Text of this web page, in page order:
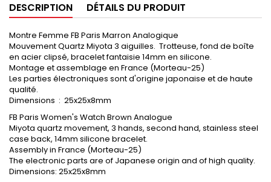
DESCRIPTION DÉTAILS DU PRODUIT
Montre Femme FB Paris Marron Analogique
Mouvement Quartz Miyota 3 aiguilles. Trotteuse, fond de boîte
en acier clipsé, bracelet fantaisie 14mm en silicone.
Montage et assemblage en France (Morteau-25)
Les parties électroniques sont d'origine japonaise et de haute
qualité.
Dimensions : 25x25x8mm
FB Paris Women's Watch Brown Analogue
Miyota quartz movement, 3 hands, second hand, stainless steel
case back, 14mm silicone bracelet.
Assembly in France (Morteau-25)
The electronic parts are of Japanese origin and of high quality.
Dimensions: 25x25x8mm